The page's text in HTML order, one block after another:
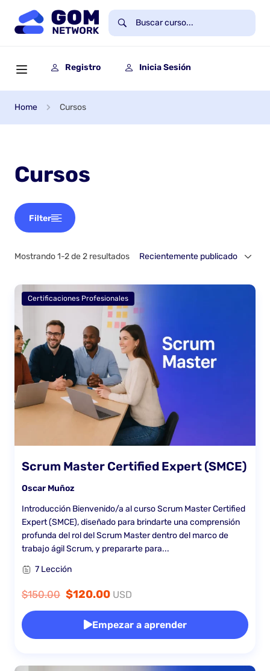
Registro Inicia Sesión
Home Cursos
Cursos
Filter
Mostrando 1-2 de 2 resultados
Certificaciones Profesionales
Scrum Master Certified Expert (SMCE)
Oscar Muñoz
Introducción Bienvenido/a al curso Scrum Master Certified
Expert (SMCE), diseñado para brindarte una comprensión
profunda del rol del Scrum Master dentro del marco de
trabajo ágil Scrum, y prepararte para...
7 Lección
$150.00 $120.00 USD
Empezar a aprender